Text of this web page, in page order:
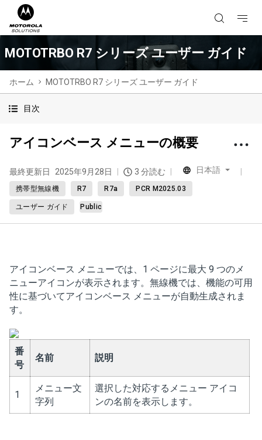
MOTOTRBO R7 シリーズ ユーザー ガイド
ホーム MOTOTRBO R7 シリーズ ユーザー ガイド
目次
アイコンベース メニューの概要
最終更新日 2025年9月28日 3 分読む 日本語
携帯型無線機 R7 R7a PCR M2025.03
ユーザー ガイド Public
アイコンベース メニューでは、1 ページに最大 9 つのメ
ニューアイコンが表示されます。無線機では、機能の可用
性に基づいてアイコンベース メニューが自動生成されま
す。
番
号
名前 説明
1
メニュー文
字列
選択した対応するメニュー アイコ
ンの名前を表示します。